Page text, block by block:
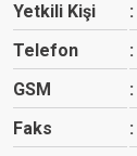
Yetkili Kişi
Telefon
GSM
Faks